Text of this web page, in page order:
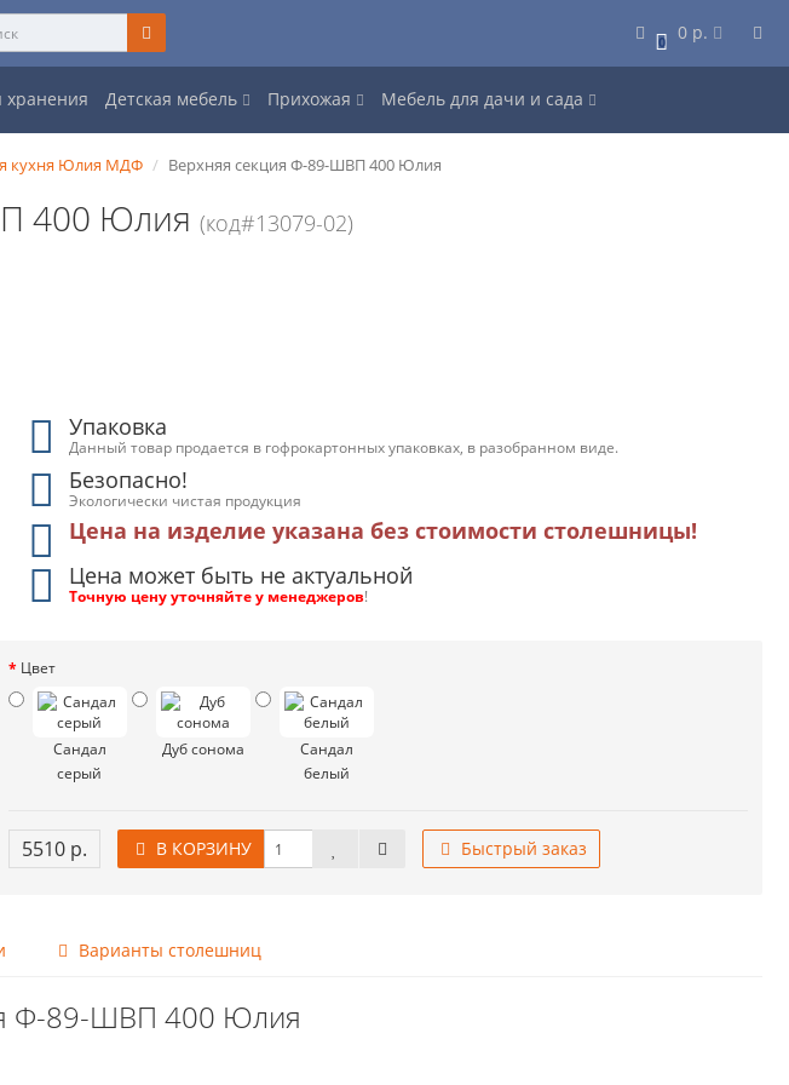
0 0 р.
хранения Детская мебель Прихожая Мебель для дачи и сада
кухня Юлия МДФ Верхняя секция Ф-89-ШВП 400 Юлия
400 Юлия (код#13079-02)
Упаковка
Данный товар продается в гофрокартонных упаковках, в разобранном виде.
Безопасно!
Экологически чистая продукция
Цена на изделие указана без стоимости столешницы!
Цена может быть не актуальной
Точную цену уточняйте у менеджеров!
Цвет
Сандал
серый
Дуб сонома
Сандал
белый
5510 р. В КОРЗИНУ Быстрый заказ
Варианты столешниц
Ф-89-ШВП 400 Юлия